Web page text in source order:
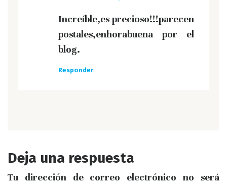
Increíble,es precioso!!!parecen
postales,enhorabuena por el
blog.
Responder
Deja una respuesta
Tu dirección de correo electrónico no será